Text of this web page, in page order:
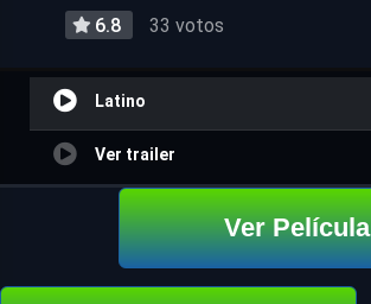
6.8 33 votos
Latino
Ver trailer
Ver Película